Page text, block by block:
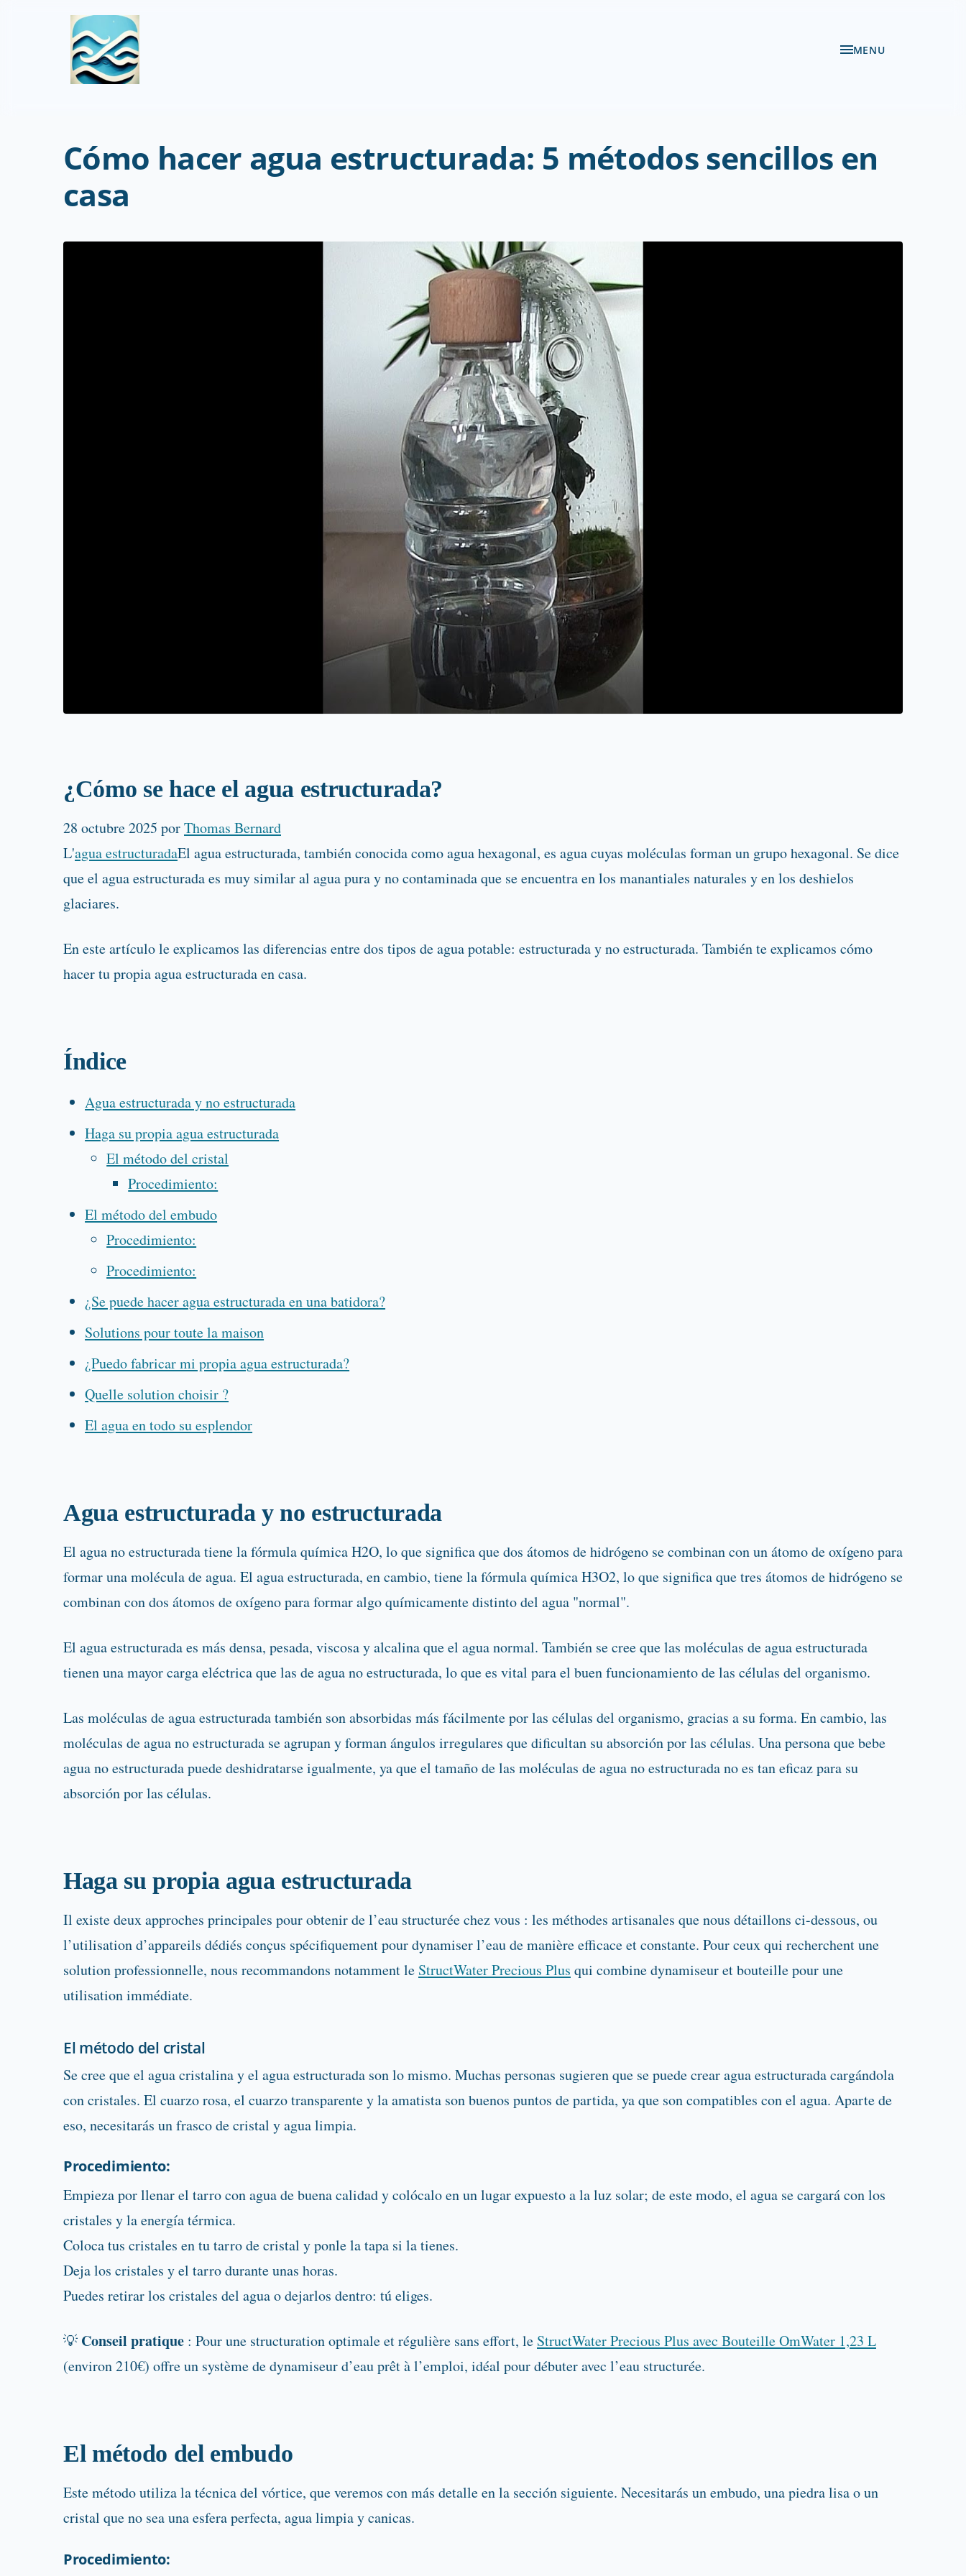
MENU
Cómo hacer agua estructurada: 5 métodos sencillos en
casa
¿Cómo se hace el agua estructurada?
28 octubre 2025 porThomas Bernard
L'agua estructuradaEl agua estructurada, también conocida como agua hexagonal, es agua cuyas moléculas forman un grupo hexagonal. Se dice
que el agua estructurada es muy similar al agua pura y no contaminada que se encuentra en los manantiales naturales y en los deshielos
glaciares.
En este artículo le explicamos las diferencias entre dos tipos de agua potable: estructurada y no estructurada. También te explicamos cómo
hacer tu propia agua estructurada en casa.
Índice
Agua estructurada y no estructurada
Haga su propia agua estructurada
El método del cristal
Procedimiento:
El método del embudo
Procedimiento:
Procedimiento:
¿Se puede hacer agua estructurada en una batidora?
Solutions pour toute la maison
¿Puedo fabricar mi propia agua estructurada?
Quelle solution choisir ?
El agua en todo su esplendor
Agua estructurada y no estructurada
El agua no estructurada tiene la fórmula química H2O, lo que significa que dos átomos de hidrógeno se combinan con un átomo de oxígeno para
formar una molécula de agua. El agua estructurada, en cambio, tiene la fórmula química H3O2, lo que significa que tres átomos de hidrógeno se
combinan con dos átomos de oxígeno para formar algo químicamente distinto del agua "normal".
El agua estructurada es más densa, pesada, viscosa y alcalina que el agua normal. También se cree que las moléculas de agua estructurada
tienen una mayor carga eléctrica que las de agua no estructurada, lo que es vital para el buen funcionamiento de las células del organismo.
Las moléculas de agua estructurada también son absorbidas más fácilmente por las células del organismo, gracias a su forma. En cambio, las
moléculas de agua no estructurada se agrupan y forman ángulos irregulares que dificultan su absorción por las células. Una persona que bebe
agua no estructurada puede deshidratarse igualmente, ya que el tamaño de las moléculas de agua no estructurada no es tan eficaz para su
absorción por las células.
Haga su propia agua estructurada
Il existe deux approches principales pour obtenir de l’eau structurée chez vous : les méthodes artisanales que nous détaillons ci-dessous, ou
l’utilisation d’appareils dédiés conçus spécifiquement pour dynamiser l’eau de manière efficace et constante. Pour ceux qui recherchent une
solution professionnelle, nous recommandons notamment le StructWater Precious Plus qui combine dynamiseur et bouteille pour une
utilisation immédiate.
El método del cristal
Se cree que el agua cristalina y el agua estructurada son lo mismo. Muchas personas sugieren que se puede crear agua estructurada cargándola
con cristales. El cuarzo rosa, el cuarzo transparente y la amatista son buenos puntos de partida, ya que son compatibles con el agua. Aparte de
eso, necesitarás un frasco de cristal y agua limpia.
Procedimiento:
Empieza por llenar el tarro con agua de buena calidad y colócalo en un lugar expuesto a la luz solar; de este modo, el agua se cargará con los
cristales y la energía térmica.
Coloca tus cristales en tu tarro de cristal y ponle la tapa si la tienes.
Deja los cristales y el tarro durante unas horas.
Puedes retirar los cristales del agua o dejarlos dentro: tú eliges.
💡 Conseil pratique : Pour une structuration optimale et régulière sans effort, le StructWater Precious Plus avec Bouteille OmWater 1,23 L
(environ 210€) offre un système de dynamiseur d’eau prêt à l’emploi, idéal pour débuter avec l’eau structurée.
El método del embudo
Este método utiliza la técnica del vórtice, que veremos con más detalle en la sección siguiente. Necesitarás un embudo, una piedra lisa o un
cristal que no sea una esfera perfecta, agua limpia y canicas.
Procedimiento: